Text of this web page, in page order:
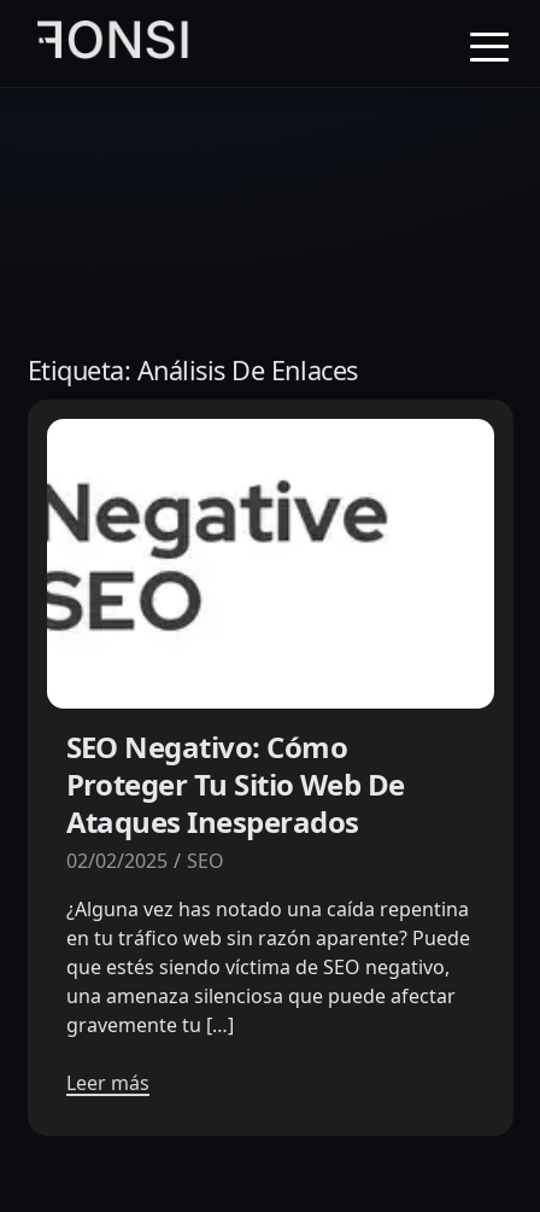
contenido
Etiqueta: Análisis De Enlaces
SEO Negativo: Cómo
Proteger Tu Sitio Web De
Ataques Inesperados
02/02/2025
SEO
¿Alguna vez has notado una caída repentina
en tu tráfico web sin razón aparente? Puede
que estés siendo víctima de SEO negativo,
una amenaza silenciosa que puede afectar
gravemente tu […]
Leer más